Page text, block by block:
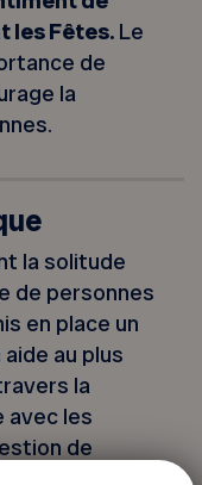
les Fêtes. Le
de
la
la solitude
de personnes
en place un
au plus
la
avec les
de
pied des